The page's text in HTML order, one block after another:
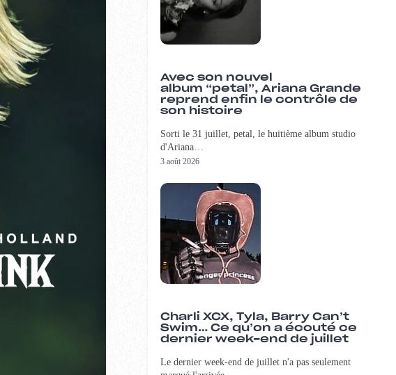
Avec son nouvel
album “petal”, Ariana Grande
reprend enfin le contrôle de
son histoire
Sorti le 31 juillet, petal, le huitième album studio
d'Ariana…
3 août 2026
Charli XCX, Tyla, Barry Can’t
Swim… Ce qu’on a écouté ce
dernier week-end de juillet
Le dernier week-end de juillet n'a pas seulement